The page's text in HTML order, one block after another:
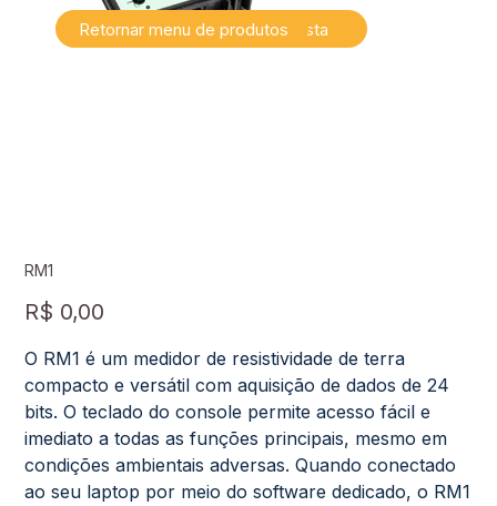
RM1
Preço
R$ 0,00
O RM1 é um medidor de resistividade de terra
compacto e versátil com aquisição de dados de 24
bits. O teclado do console permite acesso fácil e
imediato a todas as funções principais, mesmo em
condições ambientais adversas. Quando conectado
ao seu laptop por meio do software dedicado, o RM1
Falar com especialista
Retornar menu de produtos